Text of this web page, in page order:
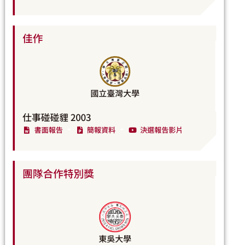
佳作
國立臺灣大學
仕事碰碰貍 2003
書面報告 簡報資料 決選報告影片
團隊合作特別獎
東吳大學